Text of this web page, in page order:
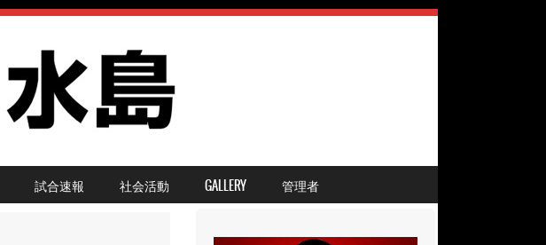
試合速報 社会活動 GALLERY 管理者